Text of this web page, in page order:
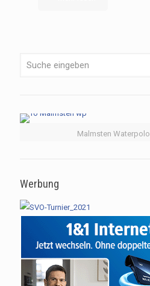
Malmsten Waterpolo
Werbung